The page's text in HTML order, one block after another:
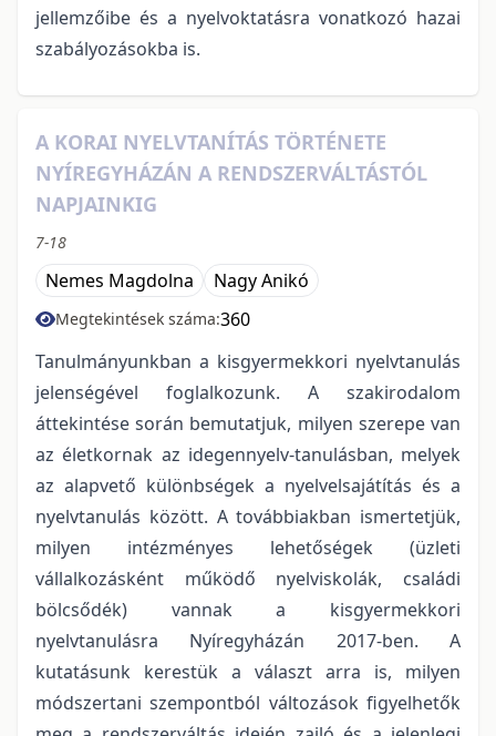
jellemzőibe és a nyelvoktatásra vonatkozó hazai
szabályozásokba is.
A KORAI NYELVTANÍTÁS TÖRTÉNETE
NYÍREGYHÁZÁN A RENDSZERVÁLTÁSTÓL
NAPJAINKIG
7-18
Nemes Magdolna Nagy Anikó
Megtekintések száma:360
Tanulmányunkban a kisgyermekkori nyelvtanulás
jelenségével foglalkozunk. A szakirodalom
áttekintése során bemutatjuk, milyen szerepe van
az életkornak az idegennyelv-tanulásban, melyek
az alapvető különbségek a nyelvelsajátítás és a
nyelvtanulás között. A továbbiakban ismertetjük,
milyen intézményes lehetőségek (üzleti
vállalkozásként működő nyelviskolák, családi
bölcsődék) vannak a kisgyermekkori
nyelvtanulásra Nyíregyházán 2017-ben. A
kutatásunk kerestük a választ arra is, milyen
módszertani szempontból változások figyelhetők